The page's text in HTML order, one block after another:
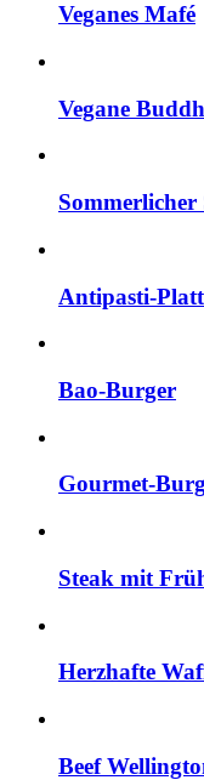
Veganes Mafé
Vegane
Sommerlicher
Antipasti-
Bao-Burger
Gourmet-
Steak mit
Herzhafte
Beef